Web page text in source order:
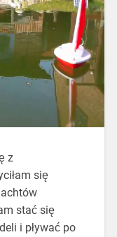
z
się
stać się
i pływać po